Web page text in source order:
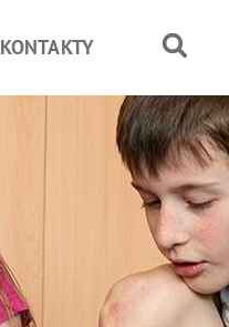
KONTAKTY